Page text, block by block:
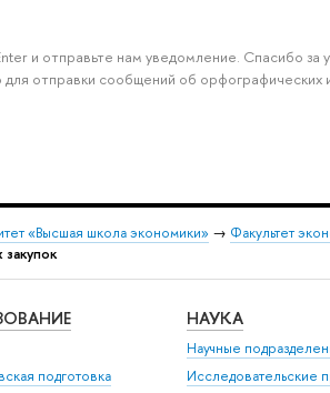
и отправьте нам уведомление. Спасибо за
отправки сообщений об орфографических
«Высшая школа экономики» → Факультет
подготовка
НАУКА
Научные
Исследовательские